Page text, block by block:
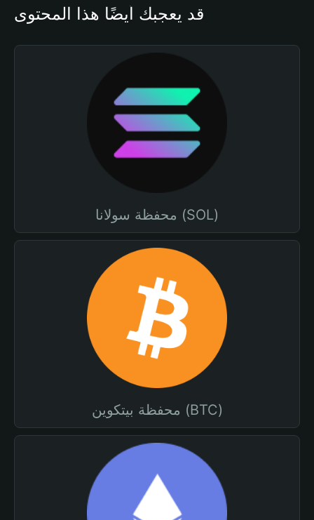
قد يعجبك أيضًا هذا المحتوى
محفظة سولانا (SOL)
محفظة بيتكوين (BTC)